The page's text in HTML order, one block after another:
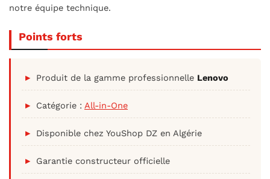
notre équipe technique.
Points forts
Produit de la gamme professionnelle Lenovo
Catégorie : All-in-One
Disponible chez YouShop DZ en Algérie
Garantie constructeur officielle